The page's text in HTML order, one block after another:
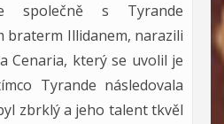
společně s Tyrande
braterm Illidanem, narazili
Cenaria, který se uvolil je
Tyrande následovala
zbrklý a jeho talent tkvěl